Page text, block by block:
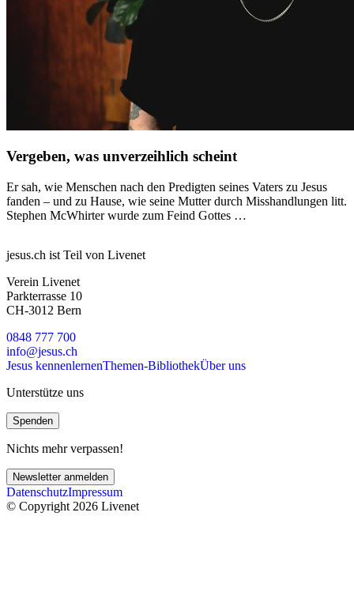
Vergeben, was unverzeihlich scheint
Er sah, wie Menschen nach den Predigten seines Vaters zu Jesus
fanden – und zu Hause, wie seine Mutter durch Misshandlungen litt.
Stephen McWhirter wurde zum Feind Gottes …
jesus.ch ist Teil von Livenet
Verein Livenet
Parkterrasse 10
CH-3012 Bern
0848 777 700
info@jesus.ch
Jesus kennenlernenThemen-BibliothekÜber uns
Unterstütze uns
Spenden
Nichts mehr verpassen!
Newsletter anmelden
DatenschutzImpressum
© Copyright 2026 Livenet